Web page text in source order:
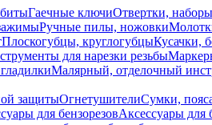
Гаечные ключиОтвертки,
Ручные пилы, ножовки
Плоскогубцы, круглогубцыКусачки,
для нарезки резьбы
Малярный, отделочный
защитыОгнетушителиСумки,
для бензорезовАксессуары для